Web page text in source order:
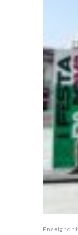
Enseignant